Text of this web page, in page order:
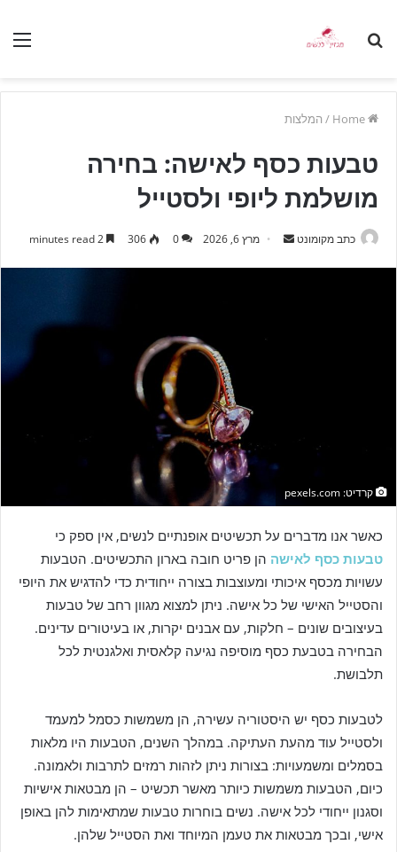
Search
/ המלצות
טבעות כסף לאישה: בחירה
מושלמת ליופי ולסטייל
כתב מקומונט מרץ 6, 2026 0
306
קרדיט: pexels.com
כאשר אנו מדברים על תכשיטים אופנתיים לנשים, אין ספק כי
טבעות כסף לאישה הן פריט חובה בארון התכשיטים. הטבעות
עשויות מכסף איכותי ומעוצבות בצורה ייחודית כדי להדגיש את היופי
והסטייל האישי של כל אישה. ניתן למצוא מגוון רחב של טבעות
בעיצובים שונים – חלקות, עם אבנים יקרות, או בעיטורים עדינים.
הבחירה בטבעת כסף מוסיפה נגיעה קלאסית ואלגנטית לכל
תלבושת.
לטבעות כסף יש היסטוריה עשירה, הן משמשות כסמל למעמד
ולסטייל עוד מהעת העתיקה. במהלך השנים, הטבעות היו מלאות
בסמלים ומשמעויות: בצורות ניתן לזהות רמזים לתרבות ולאמונה.
כיום, הטבעות משמשות כיותר מאשר תכשיט – הן מבטאות אישיות
וסגנון ייחודי לכל אישה. נשים בוחרות טבעות שמתאימות להן באופן
אישי, ובכך מבטאות את טעמן המיוחד ואת הסטייל שלהן.